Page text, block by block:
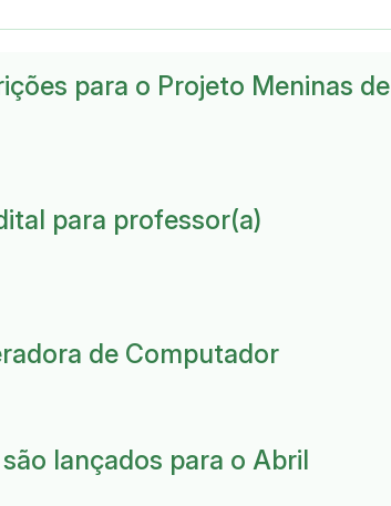
para o Projeto Meninas de
para professor(a)
de Computador
lançados para o Abril